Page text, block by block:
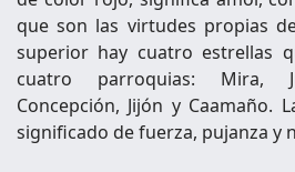
que son las virtudes propias
superior hay cuatro estrellas
cuatro parroquias: Mira,
Concepción, Jijón y Caamaño.
significado de fuerza, pujanza y